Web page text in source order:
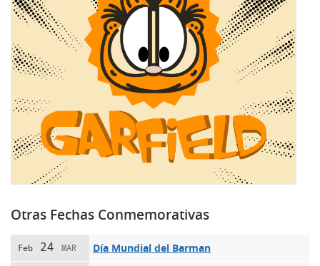
Otras Fechas Conmemorativas
Feb 24 MAR Día Mundial del Barman